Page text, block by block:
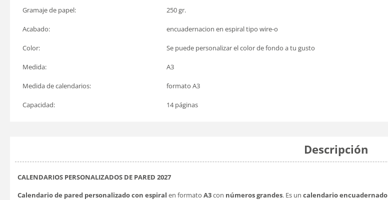
Gramaje de papel: 250 gr.
Acabado: encuadernacion en espiral tipo wire-o
Color: Se puede personalizar el color de fondo a tu gusto
Medida: A3
Medida de calendarios: formato A3
Capacidad: 14 páginas
Descripción
CALENDARIOS PERSONALIZADOS DE PARED 2027
Calendario de pared personalizadocon espiral en formato A3con números grandes. Es un calendario encuadernado